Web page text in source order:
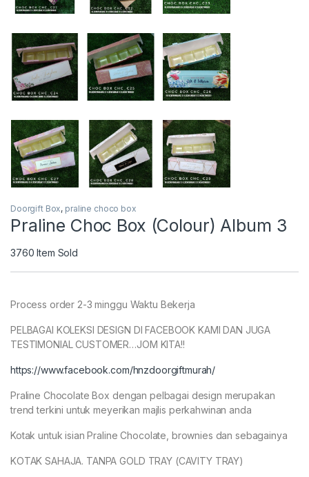
Doorgift Box, praline choco box
Praline Choc Box (Colour) Album 3
3760 Item Sold
Process order 2-3 minggu Waktu Bekerja
PELBAGAI KOLEKSI DESIGN DI FACEBOOK KAMI DAN JUGA
TESTIMONIAL CUSTOMER…JOM KITA!!
https://www.facebook.com/hnzdoorgiftmurah/
Praline Chocolate Box dengan pelbagai design merupakan
trend terkini untuk meyerikan majlis perkahwinan anda
Kotak untuk isian Praline Chocolate, brownies dan sebagainya
KOTAK SAHAJA. TANPA GOLD TRAY (CAVITY TRAY)